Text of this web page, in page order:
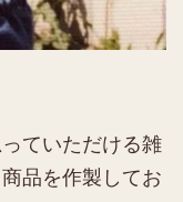
ていただける雑
品を作製してお